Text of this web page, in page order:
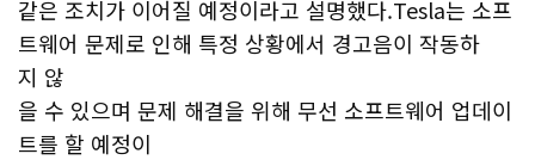
같은 조치가 이어질 예정이라고 설명했다.Tesla는 소프
트웨어 문제로 인해 특정 상황에서 경고음이 작동하
지 않
을 수 있으며 문제 해결을 위해 무선 소프트웨어 업데이
트를 할 예정이